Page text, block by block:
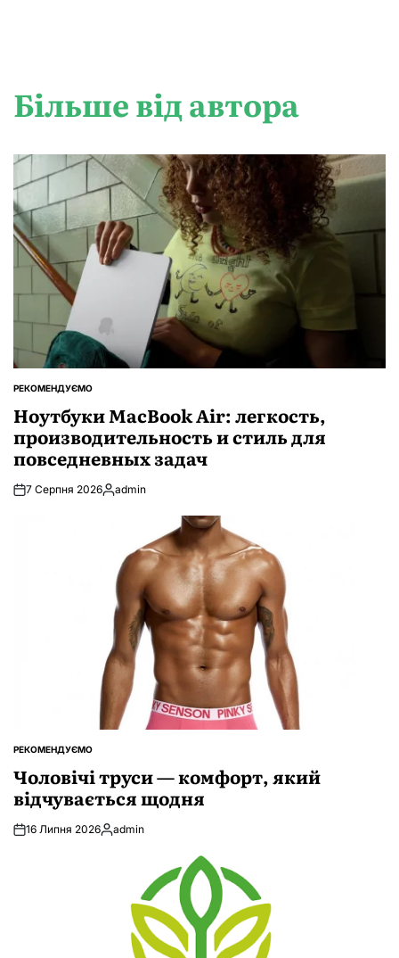
Більше від автора
ОПУБЛІКУВАТИ
РЕКОМЕНДУЄМО
Ноутбуки MacBook Air: легкость,
производительность и стиль для
повседневных задач
7 Серпня 2026Опубліковано
admin
ОПУБЛІКУВАТИ
РЕКОМЕНДУЄМО
Чоловічі труси — комфорт, який
відчувається щодня
16 Липня 2026Опубліковано
admin